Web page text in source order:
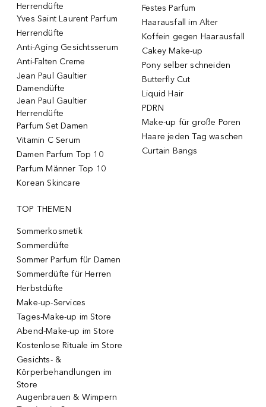
Herrendüfte
Yves Saint Laurent Parfum
Herrendüfte
Anti-Aging Gesichtsserum
Anti-Falten Creme
Jean Paul Gaultier
Damendüfte
Jean Paul Gaultier
Herrendüfte
Parfum Set Damen
Vitamin C Serum
Damen Parfum Top 10
Parfum Männer Top 10
Korean Skincare
Festes Parfum
Haarausfall im Alter
Koffein gegen Haarausfall
Cakey Make-up
Pony selber schneiden
Butterfly Cut
Liquid Hair
PDRN
Make-up für große Poren
Haare jeden Tag waschen
Curtain Bangs
TOP THEMEN
Sommerkosmetik
Sommerdüfte
Sommer Parfum für Damen
Sommerdüfte für Herren
Herbstdüfte
Make-up-Services
Tages-Make-up im Store
Abend-Make-up im Store
Kostenlose Rituale im Store
Gesichts- &
Körperbehandlungen im
Store
Augenbrauen & Wimpern